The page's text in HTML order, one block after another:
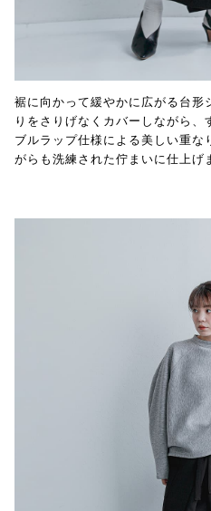
裾に向かって緩やかに広がる台形
りをさりげなくカバーしながら
ブルラップ仕様による美しい重な
がらも洗練された佇まいに仕上げ